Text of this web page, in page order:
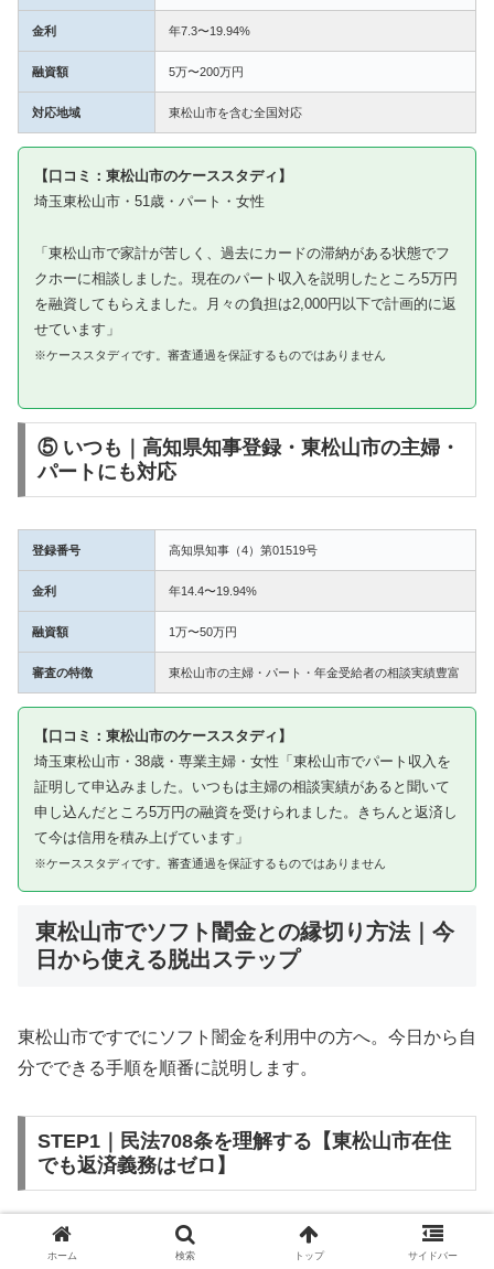
金利 年7.3〜19.94%
融資額 5万〜200万円
対応地域 東松山市を含む全国対応
【口コミ：東松山市のケーススタディ】
埼玉東松山市・51歳・パート・女性
「東松山市で家計が苦しく、過去にカードの滞納がある状態でフ
クホーに相談しました。現在のパート収入を説明したところ5万円
を融資してもらえました。月々の負担は2,000円以下で計画的に返
せています」
※ケーススタディです。審査通過を保証するものではありません
⑤ いつも｜高知県知事登録・東松山市の主婦・
パートにも対応
登録番号 高知県知事（4）第01519号
金利 年14.4〜19.94%
融資額 1万〜50万円
審査の特徴 東松山市の主婦・パート・年金受給者の相談実績豊富
【口コミ：東松山市のケーススタディ】
埼玉東松山市・38歳・専業主婦・女性「東松山市でパート収入を
証明して申込みました。いつもは主婦の相談実績があると聞いて
申し込んだところ5万円の融資を受けられました。きちんと返済し
て今は信用を積み上げています」
※ケーススタディです。審査通過を保証するものではありません
東松山市でソフト闇金との縁切り方法｜今
日から使える脱出ステップ
東松山市ですでにソフト闇金を利用中の方へ。今日から自
分でできる手順を順番に説明します。
STEP1｜民法708条を理解する【東松山市在住
でも返済義務はゼロ】
ソフト闇金を含む闇金との金銭消費貸借契約は、公序良俗
ホーム 検索 トップ サイドバー